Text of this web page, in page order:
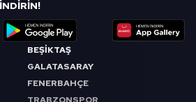
BEŞİKTAŞ
GALATASARAY
FENERBAHÇE